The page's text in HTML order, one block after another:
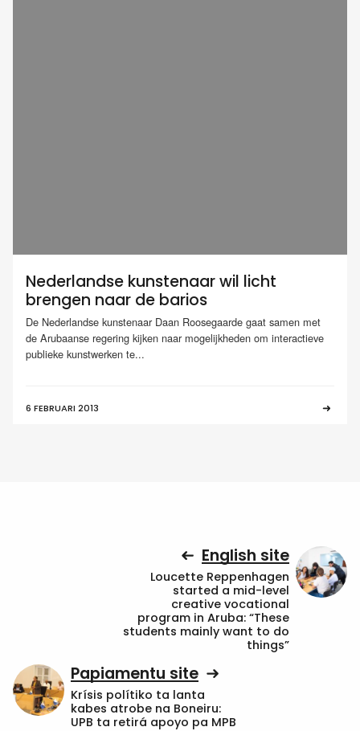
Nederlandse kunstenaar wil licht
brengen naar de barios
De Nederlandse kunstenaar Daan Roosegaarde gaat samen met
de Arubaanse regering kijken naar mogelijkheden om interactieve
publieke kunstwerken te...
6 FEBRUARI 2013
English site
Loucette Reppenhagen
started a mid-level
creative vocational
program in Aruba: “These
students mainly want to do
things”
Papiamentu site
Krísis polítiko ta lanta
kabes atrobe na Boneiru:
UPB ta retirá apoyo pa MPB